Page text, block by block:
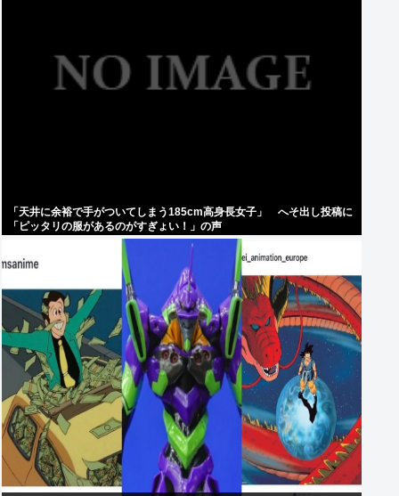
「天井に余裕で手がついてしまう185cm高身長女子」 へそ出し投稿に
「ピッタリの服があるのがすぎょい！」の声